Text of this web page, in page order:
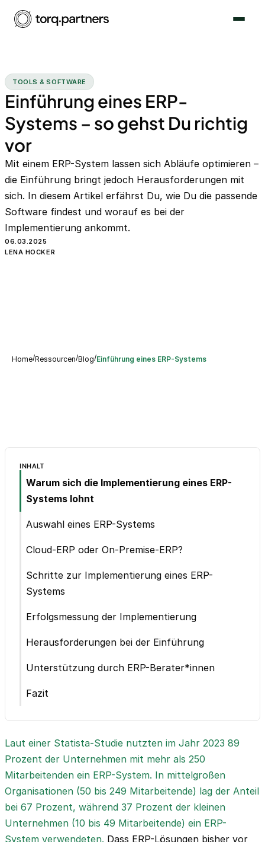
TOOLS & SOFTWARE
Einführung eines ERP-
Systems – so gehst Du richtig
vor
Mit einem ERP-System lassen sich Abläufe optimieren –
die Einführung bringt jedoch Herausforderungen mit
sich. In diesem Artikel erfährst Du, wie Du die passende
Software findest und worauf es bei der
Implementierung ankommt.
06.03.2025
LENA HOCKER
Home/Ressourcen/Blog/Einführung eines ERP-Systems
INHALT
Warum sich die Implementierung eines ERP-
Systems lohnt
Auswahl eines ERP-Systems
Cloud-ERP oder On-Premise-ERP?
Schritte zur Implementierung eines ERP-
Systems
Erfolgsmessung der Implementierung
Herausforderungen bei der Einführung
Unterstützung durch ERP-Berater*innen
Fazit
Laut einer Statista-Studie nutzten im Jahr 2023 89
Prozent der Unternehmen mit mehr als 250
Mitarbeitenden ein ERP-System. In mittelgroßen
Organisationen (50 bis 249 Mitarbeitende) lag der Anteil
bei 67 Prozent, während 37 Prozent der kleinen
Unternehmen (10 bis 49 Mitarbeitende) ein ERP-
System verwendeten. Dass ERP-Lösungen bisher vor